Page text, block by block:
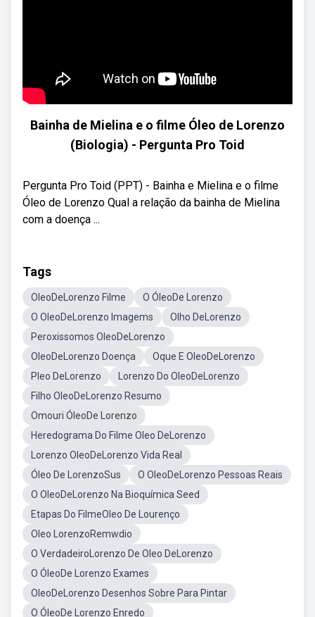
Bainha de Mielina e o filme Óleo de Lorenzo
(Biologia) - Pergunta Pro Toid
Pergunta Pro Toid (PPT) - Bainha e Mielina e o filme
Óleo de Lorenzo Qual a relação da bainha de Mielina
com a doença ...
Tags
OleoDeLorenzo Filme
O ÓleoDe Lorenzo
O OleoDeLorenzo Imagems
Olho DeLorenzo
Peroxissomos OleoDeLorenzo
OleoDeLorenzo Doença
Oque E OleoDeLorenzo
Pleo DeLorenzo
Lorenzo Do OleoDeLorenzo
Filho OleoDeLorenzo Resumo
Omouri ÓleoDe Lorenzo
Heredograma Do Filme Oleo DeLorenzo
Lorenzo OleoDeLorenzo Vida Real
Óleo De LorenzoSus
O OleoDeLorenzo Pessoas Reais
O OleoDeLorenzo Na Bioquímica Seed
Etapas Do FilmeOleo De Lourenço
Oleo LorenzoRemwdio
O VerdadeiroLorenzo De Oleo DeLorenzo
O ÓleoDe Lorenzo Exames
OleoDeLorenzo Desenhos Sobre Para Pintar
O ÓleoDe Lorenzo Enredo